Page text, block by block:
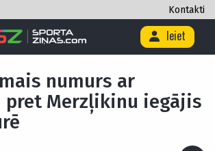
Kontakti
Ieiet
pirmais numurs ar sniegumu pret Merzļikinu
numurs ar
pret Merzļikinu iegājis